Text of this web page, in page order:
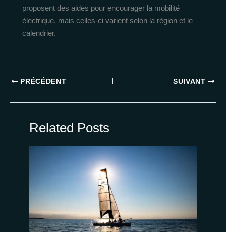
proposent des aides pour encourager la mobilité
électrique, mais celles-ci varient selon la région et le
calendrier.
PRÉCÉDENT SUIVANT
Related Posts